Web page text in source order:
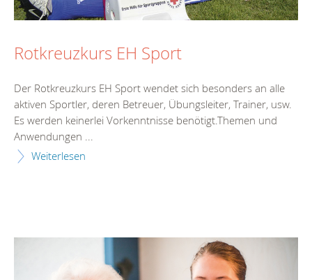
Rotkreuzkurs EH Sport
Der Rotkreuzkurs EH Sport wendet sich besonders an alle
aktiven Sportler, deren Betreuer, Übungsleiter, Trainer, usw.
Es werden keinerlei Vorkenntnisse benötigt.Themen und
Anwendungen ...
Weiterlesen